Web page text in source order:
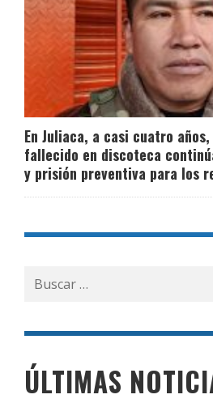
En Juliaca, a casi cuatro
fallecido en discoteca
y prisión preventiva para los
Buscar
por:
ÚLTIMAS